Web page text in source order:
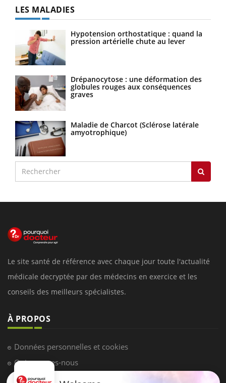
LES MALADIES
Hypotension orthostatique : quand la
pression artérielle chute au lever
Drépanocytose : une déformation des
globules rouges aux conséquences
graves
Maladie de Charcot (Sclérose latérale
amyotrophique)
Le site santé de référence avec chaque jour toute l'actualité
médicale decryptée par des médecins en exercice et les
conseils des meilleurs spécialistes.
À PROPOS
Données personnelles et cookies
Qui sommes-nous
Conditions d'utilisation